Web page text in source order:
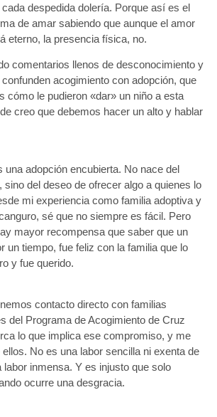
despedida dolería. Porque así es el
de amar sabiendo que aunque el amor
eterno, la presencia física, no.
comentarios llenos de desconocimiento y
acogimiento con adopción, que
cómo le pudieron «dar» un niño a esta
creo que debemos hacer un alto y hablar
una adopción encubierta. No nace del
sino del deseo de ofrecer algo a quienes lo
mi experiencia como familia adoptiva y
sé que no siempre es fácil. Pero
mayor recompensa que saber que un
un tiempo, fue feliz con la familia que lo
y fue querido.
contacto directo con familias
del Programa de Acogimiento de Cruz
lo que implica ese compromiso, y me
No es una labor sencilla ni exenta de
inmensa. Y es injusto que solo
ocurre una desgracia.